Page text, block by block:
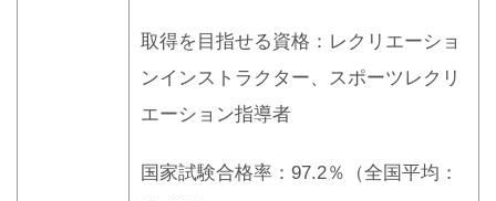
取得を目指せる資格：レクリエーショ
ンインストラクター、スポーツレクリ
エーション指導者
国家試験合格率：97.2％（全国平均：